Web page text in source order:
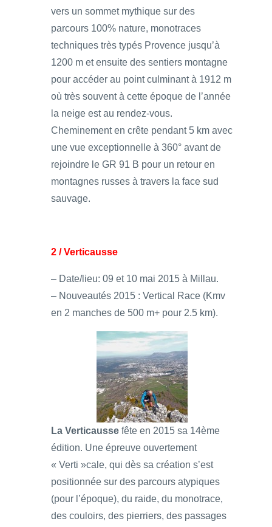
vers un sommet mythique sur des
parcours 100% nature, monotraces
techniques très typés Provence jusqu’à
1200 m et ensuite des sentiers montagne
pour accéder au point culminant à 1912 m
où très souvent à cette époque de l’année
la neige est au rendez-vous.
Cheminement en crête pendant 5 km avec
une vue exceptionnelle à 360° avant de
rejoindre le GR 91 B pour un retour en
montagnes russes à travers la face sud
sauvage.
2 / Verticausse
– Date/lieu: 09 et 10 mai 2015 à Millau.
– Nouveautés 2015 : Vertical Race (Kmv
en 2 manches de 500 m+ pour 2.5 km).
La Verticausse fête en 2015 sa 14ème
édition. Une épreuve ouvertement
« Verti »cale, qui dès sa création s’est
positionnée sur des parcours atypiques
(pour l’époque), du raide, du monotrace,
des couloirs, des pierriers, des passages